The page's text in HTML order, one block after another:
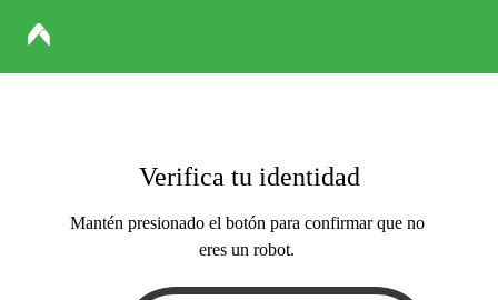
Verifica tu identidad
Mantén presionado el botón para confirmar que no
eres un robot.